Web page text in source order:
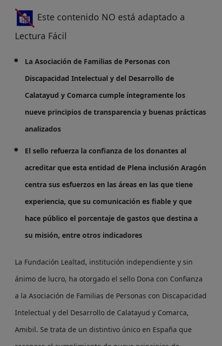
Este contenido NO está adaptado a
Lectura Fácil
La Asociación de Familias de Personas con
Discapacidad Intelectual y del Desarrollo de
Calatayud y Comarca cumple íntegramente los
nueve principios de transparencia y buenas prácticas
analizados
El sello refuerza la confianza de los donantes al
acreditar que esta entidad de Plena inclusión Aragón
centra sus esfuerzos en las áreas en las que tiene
experiencia, que su comunicación es fiable y que
hace público el porcentaje de gastos que destina a
su misión, entre otros indicadores
La Fundación Lealtad, institución independiente y sin
ánimo de lucro, ha otorgado el sello Dona con Confianza
a la Asociación de Familias de Personas con Discapacidad
Intelectual y del Desarrollo de Calatayud y Comarca,
Amibil. Se trata de un distintivo único en España que